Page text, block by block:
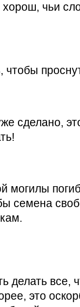
хорош, чьи
чтобы
сделано,
могилы
семена
делать все,
это